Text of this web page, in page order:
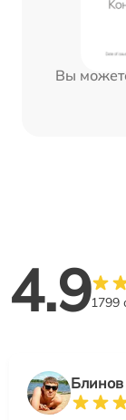
Вы
4.91799
Блинов